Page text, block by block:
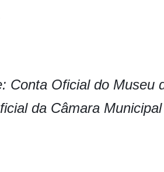
Conta Oficial do Museu
da Câmara